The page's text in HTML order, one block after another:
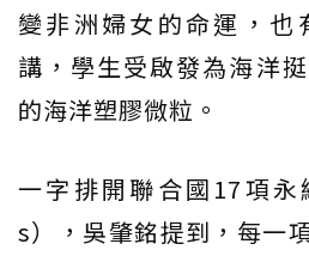
變非洲婦女的命運，也
講，學生受啟發為海洋
的海洋塑膠微粒。
一字排開聯合國17項永
s），吳肇銘提到，每一